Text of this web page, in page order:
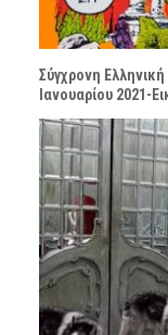
Σύγχρονη
Ιανουαρίου 2021-